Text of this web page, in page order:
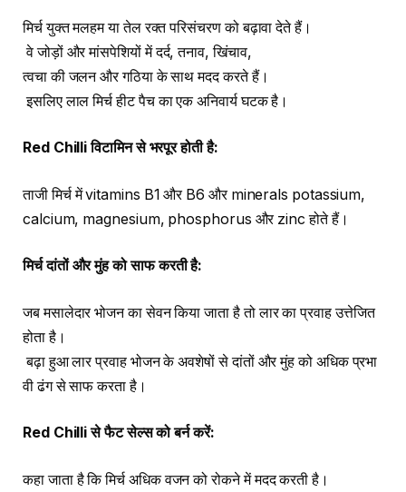
मिर्च युक्त मलहम या तेल रक्त परिसंचरण को बढ़ावा देते हैं।
वे जोड़ों और मांसपेशियों में दर्द, तनाव, खिंचाव,
त्वचा की जलन और गठिया के साथ मदद करते हैं।
इसलिए लाल मिर्च हीट पैच का एक अनिवार्य घटक है।
Red Chilliविटामिन से भरपूर होती है:
ताजी मिर्च में vitamins B1 और B6 और minerals potassium,
calcium, magnesium, phosphorus और zinc होते हैं।
मिर्च दांतों और मुंह को साफ करती है:
जब मसालेदार भोजन का सेवन किया जाता है तो लार का प्रवाह उत्तेजित
होता है।
बढ़ा हुआ लार प्रवाह भोजन के अवशेषों से दांतों और मुंह को अधिक प्रभा
वी ढंग से साफ करता है।
Red Chilliसे फैट सेल्स को बर्न करें:
कहा जाता है कि मिर्च अधिक वजन को रोकने में मदद करती है।